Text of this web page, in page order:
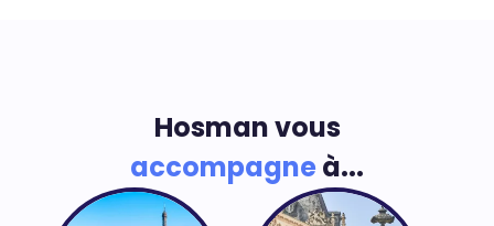
Hosman vous
accompagneà...